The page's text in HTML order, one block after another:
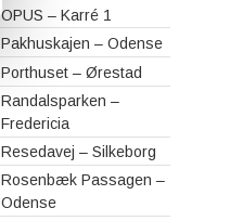
OPUS – Karré 1
Pakhuskajen – Odense
Porthuset – Ørestad
Randalsparken –
Fredericia
Resedavej – Silkeborg
Rosenbæk Passagen –
Odense